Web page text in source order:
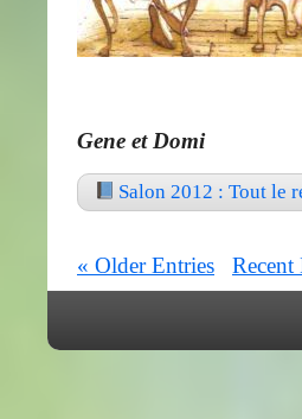
Gene et Domi
Salon 2012 : Tout le
« Older Entries Recent